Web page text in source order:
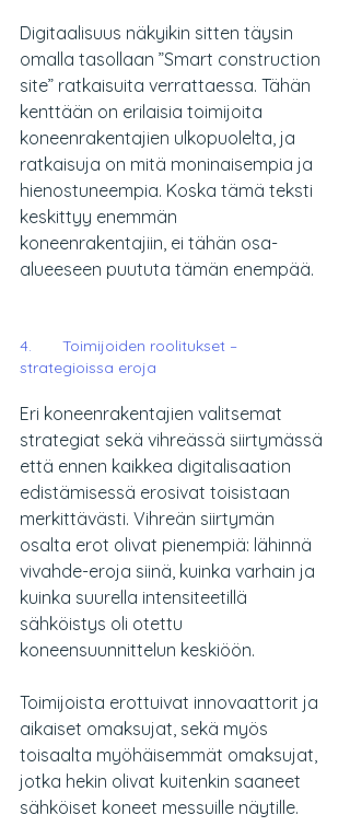
Digitaalisuus näkyikin sitten täysin
omalla tasollaan ”Smart construction
site” ratkaisuita verrattaessa. Tähän
kenttään on erilaisia toimijoita
koneenrakentajien ulkopuolelta, ja
ratkaisuja on mitä moninaisempia ja
hienostuneempia. Koska tämä teksti
keskittyy enemmän
koneenrakentajiin, ei tähän osa-
alueeseen puututa tämän enempää.
4.       Toimijoiden roolitukset –
strategioissa eroja
Eri koneenrakentajien valitsemat
strategiat sekä vihreässä siirtymässä
että ennen kaikkea digitalisaation
edistämisessä erosivat toisistaan
merkittävästi. Vihreän siirtymän
osalta erot olivat pienempiä: lähinnä
vivahde-eroja siinä, kuinka varhain ja
kuinka suurella intensiteetillä
sähköistys oli otettu
koneensuunnittelun keskiöön.
Toimijoista erottuivat innovaattorit ja
aikaiset omaksujat, sekä myös
toisaalta myöhäisemmät omaksujat,
jotka hekin olivat kuitenkin saaneet
sähköiset koneet messuille näytille.